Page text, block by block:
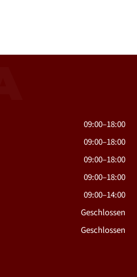
09:00–18:00
09:00–18:00
09:00–18:00
09:00–18:00
09:00–14:00
Geschlossen
Geschlossen